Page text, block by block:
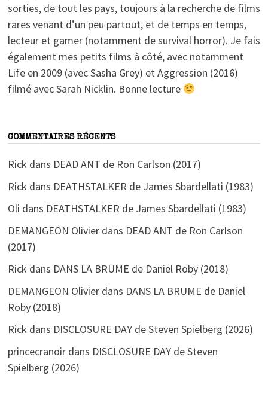
sorties, de tout les pays, toujours à la recherche de films
rares venant d’un peu partout, et de temps en temps,
lecteur et gamer (notamment de survival horror). Je fais
également mes petits films à côté, avec notamment
Life en 2009 (avec Sasha Grey) et Aggression (2016)
filmé avec Sarah Nicklin. Bonne lecture
COMMENTAIRES RÉCENTS
Rick dans DEAD ANT de Ron Carlson (2017)
Rick dans DEATHSTALKER de James Sbardellati (1983)
Oli dans DEATHSTALKER de James Sbardellati (1983)
DEMANGEON Olivierdans DEAD ANT de Ron Carlson
(2017)
Rick dans DANS LA BRUME de Daniel Roby (2018)
DEMANGEON Olivierdans DANS LA BRUME de Daniel
Roby (2018)
Rick dans DISCLOSURE DAY de Steven Spielberg (2026)
princecranoirdans DISCLOSURE DAY de Steven
Spielberg (2026)